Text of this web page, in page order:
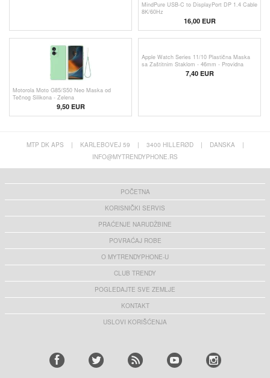
MindPure USB-C to DisplayPort DP 1.4 Cable
8K/60Hz
16,00 EUR
Motorola Moto G85/S50 Neo Maska od
Tečnog Silikona - Zelena
9,50 EUR
Apple Watch Series 11/10 Plastična Maska
sa Zaštitnim Staklom - 46mm - Providna
7,40 EUR
MTP DK APS | KARLEBOVEJ 59 | 3400 HILLERØD | DANSKA
|
INFO@MYTRENDYPHONE.RS
POČETNA
KORISNIČKI SERVIS
PRAĆENJE NARUDŽBINE
POVRAĆAJ ROBE
O MYTRENDYPHONE-U
CLUB TRENDY
POGLEDAJTE SVE ZEMLJE
KONTAKT
USLOVI KORIŠĆENJA